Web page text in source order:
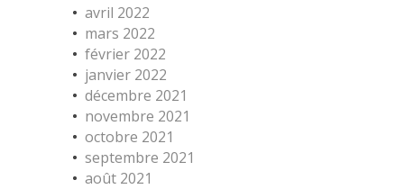
avril 2022
mars 2022
février 2022
janvier 2022
décembre 2021
novembre 2021
octobre 2021
septembre 2021
août 2021